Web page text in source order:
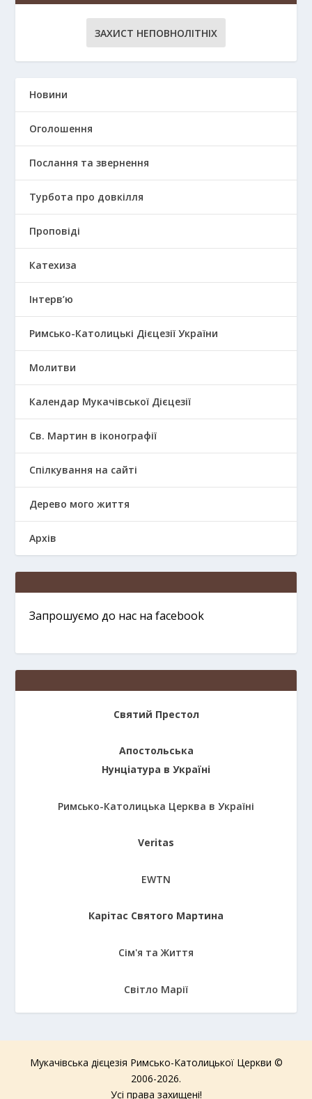
ЗАХИСТ НЕПОВНОЛІТНІХ
Новини
Оголошення
Послання та звернення
Турбота про довкілля
Проповіді
Катехиза
Інтерв’ю
Римсько-Католицькі Дієцезії України
Молитви
Календар Мукачівської Дієцезії
Св. Мартин в іконографії
Спілкування на сайті
Дерево мого життя
Архів
Запрошуємо до нас на facebook
Святий Престол
Апостольська
Нунціатура в Україні
Римсько-Католицька Церква в Україні
Veritas
EWTN
Карітас Святого Мартина
Сім'я та Життя
Світло Марії
Мукачівська дієцезія Римсько-Католицької Церкви ©
2006-2026.
Усі права захищені!